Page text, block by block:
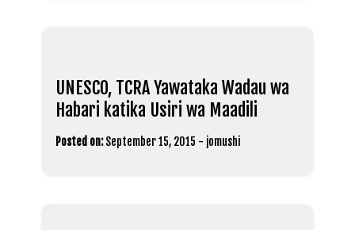
UNESCO, TCRA Yawataka Wadau wa
Habari katika Usiri wa Maadili
Posted on: September 15, 2015 - jomushi